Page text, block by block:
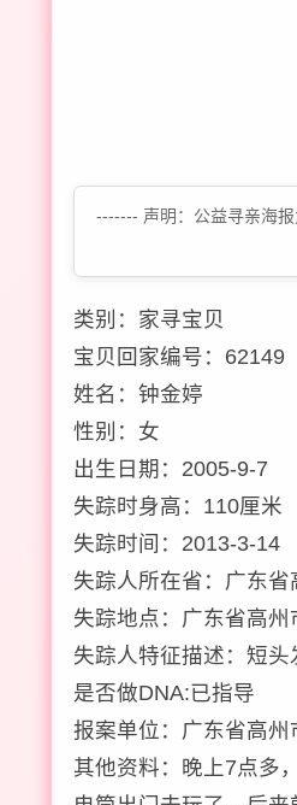
------- 声明：公益寻亲海
类别：家寻宝贝
宝贝回家编号：62149
姓名：钟金婷
性别：女
出生日期：2005-9-7
失踪时身高：110厘米
失踪时间：2013-3-14
失踪人所在省：广东
失踪地点：广东省高
失踪人特征描述：短头
是否做DNA:已指导
报案单位：广东省高州
其他资料：晚上7点多